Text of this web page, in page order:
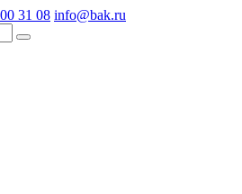
31 08 info@bak.ru